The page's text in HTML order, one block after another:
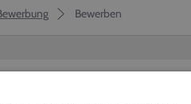
Bewerben